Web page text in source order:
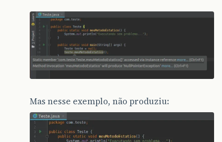
Mas nesse exemplo, não produziu: